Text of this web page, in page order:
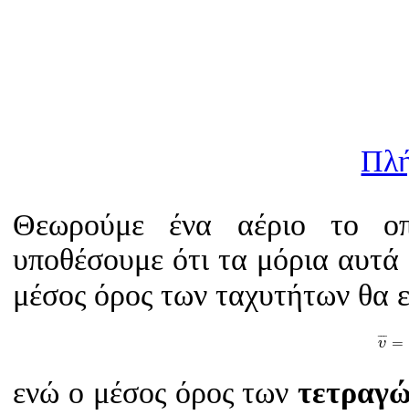
Θεωρούμε ένα αέριο το
υποθέσουμε ότι τα μόρια
μέσος όρος των ταχυτήτων θα
¯
¯¯
υ =
ενώ ο μέσος όρος των